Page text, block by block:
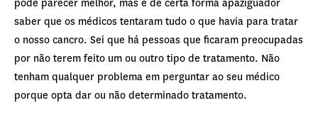
pode parecer melhor, mas é de certa forma apaziguador
saber que os médicos tentaram tudo o que havia para tratar
o nosso cancro. Sei que há pessoas que ficaram preocupadas
por não terem feito um ou outro tipo de tratamento. Não
tenham qualquer problema em perguntar ao seu médico
porque opta dar ou não determinado tratamento.